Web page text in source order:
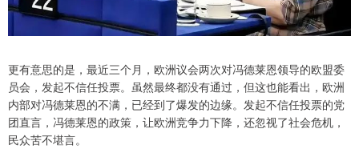
更有意思的是，最近三个月，欧洲议会两次对冯德莱恩领导的欧盟委
员会，发起不信任投票。虽然最终都没有通过，但这也能看出，欧洲
内部对冯德莱恩的不满，已经到了爆发的边缘。发起不信任投票的党
团直言，冯德莱恩的政策，让欧洲竞争力下降，还忽视了社会危机，
民众苦不堪言。